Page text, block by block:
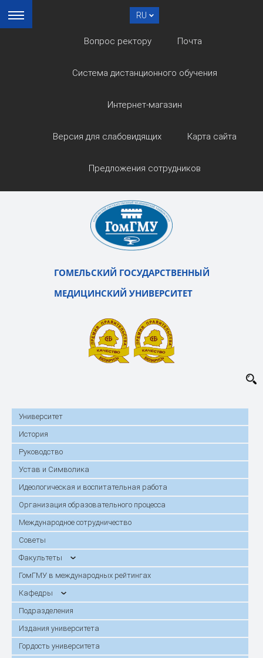
RU
Вопрос ректору Почта
Система дистанционного обучения
Интернет-магазин
Версия для слабовидящих Карта сайта
Предложения сотрудников
ГОМЕЛЬСКИЙ ГОСУДАРСТВЕННЫЙ
МЕДИЦИНСКИЙ УНИВЕРСИТЕТ
Университет
История
Руководство
Устав и Символика
Идеологическая и воспитательная работа
Организация образовательного процесса
Международное сотрудничество
Советы
Факультеты
ГомГМУ в международных рейтингах
Кафедры
Подразделения
Издания университета
Гордость университета